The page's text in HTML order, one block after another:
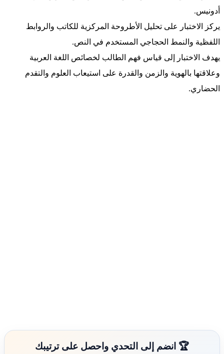
أدونيس.
يركز الاختبار على تحليل الأطروحة المركزية للكاتب والروابط
اللفظية والنمط الحجاجي المستخدم في النص.
يهدف الاختبار إلى قياس فهم الطالب لخصائص اللغة العربية
وعلاقتها بالهوية والزمن والقدرة على استيعاب العلوم والتقدم
الحضاري.
🏆 انضم إلى التحدي واحصل على ترتيبك